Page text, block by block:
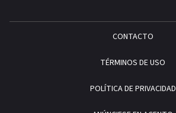
CONTACTO
TÉRMINOS DE USO
POLÍTICA DE PRIVACIDAD